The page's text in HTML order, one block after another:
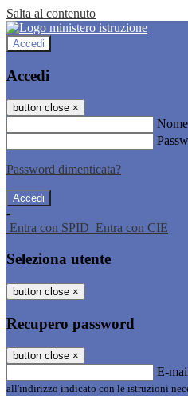
Salta al contenuto
Accedi
Accedi
button close ×
Password dimenticata?
-
Entra con SPID Entra con CIE
Seleziona utente
button close ×
Recupero password
button close ×
E-
all'indirizzo indicato con le istruzioni